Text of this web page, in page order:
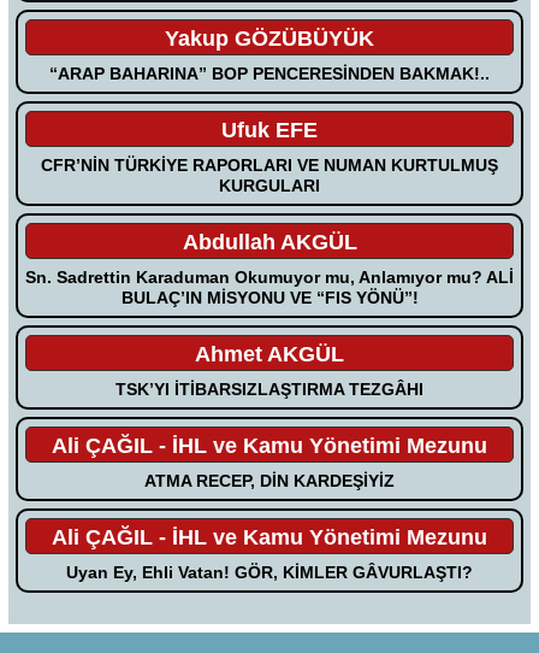
Yakup GÖZÜBÜYÜK
“ARAP BAHARINA” BOP PENCERESİNDEN BAKMAK!..
Ufuk EFE
CFR’NİN TÜRKİYE RAPORLARI VE NUMAN KURTULMUŞ
KURGULARI
Abdullah AKGÜL
Sn. Sadrettin Karaduman Okumuyor mu, Anlamıyor mu? ALİ
BULAÇ’IN MİSYONU VE “FIS YÖNÜ”!
Ahmet AKGÜL
TSK’YI İTİBARSIZLAŞTIRMA TEZGÂHI
Ali ÇAĞIL - İHL ve Kamu Yönetimi Mezunu
ATMA RECEP, DİN KARDEŞİYİZ
Ali ÇAĞIL - İHL ve Kamu Yönetimi Mezunu
Uyan Ey, Ehli Vatan! GÖR, KİMLER GÂVURLAŞTI?